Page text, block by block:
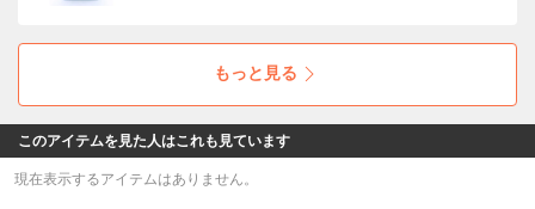
（牛革）なので使えば使うほどお気に入りにな
ること間違いなし！
もっと見る
このアイテムを見た人はこれも見ています
現在表示するアイテムはありません。